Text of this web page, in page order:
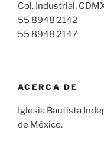
Col. Industrial,
55 8948 2142
55 8948 2147
ACERCA DE
Iglesia Bautista
de México.